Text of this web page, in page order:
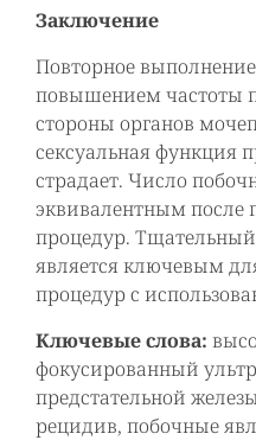
Заключение
Повторное выполнение
повышением частоты
стороны органов
сексуальная функция
страдает. Число
эквивалентным после
процедур.
является ключевым
процедур с
Ключевые слова:
фокусированный
предстательной
рецидив, побочные